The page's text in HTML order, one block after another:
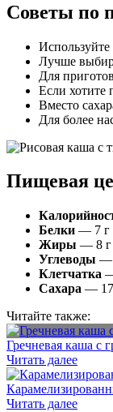
Советы по
Лучше
Для
Если хотите
Вместо
Для более
Пищевая
Белки — 7 г
Жиры — 8 г
Углеводы —
Клетчатка
Сахара —
Читайте также:
Гречневая каша с
Читать далее
Читать далее